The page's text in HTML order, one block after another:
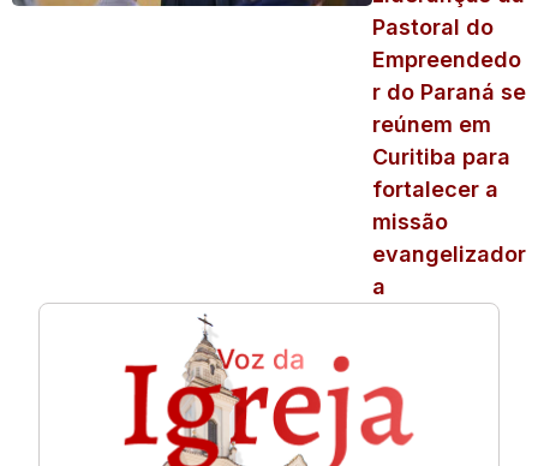
Pastoral do
Empreendedo
r do Paraná se
reúnem em
Curitiba para
fortalecer a
missão
evangelizador
a